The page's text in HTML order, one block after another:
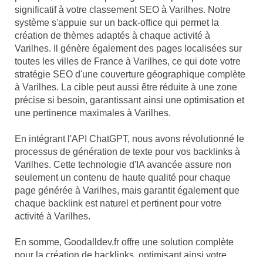
significatif à votre classement SEO à Varilhes. Notre
système s'appuie sur un back-office qui permet la
création de thèmes adaptés à chaque activité à
Varilhes. Il génère également des pages localisées sur
toutes les villes de France à Varilhes, ce qui dote votre
stratégie SEO d'une couverture géographique complète
à Varilhes. La cible peut aussi être réduite à une zone
précise si besoin, garantissant ainsi une optimisation et
une pertinence maximales à Varilhes.
En intégrant l'API ChatGPT, nous avons révolutionné le
processus de génération de texte pour vos backlinks à
Varilhes. Cette technologie d'IA avancée assure non
seulement un contenu de haute qualité pour chaque
page générée à Varilhes, mais garantit également que
chaque backlink est naturel et pertinent pour votre
activité à Varilhes.
En somme, Goodalldev.fr offre une solution complète
pour la création de backlinks, optimisant ainsi votre